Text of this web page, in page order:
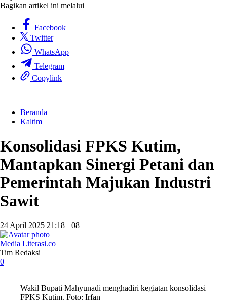
Bagikan artikel ini melalui
Facebook
Twitter
WhatsApp
Telegram
Copylink
Beranda
Kaltim
Konsolidasi FPKS Kutim,
Mantapkan Sinergi Petani dan
Pemerintah Majukan Industri
Sawit
24 April 2025 21:18 +08
Media Literasi.co
Tim Redaksi
0
Wakil Bupati Mahyunadi menghadiri kegiatan konsolidasi
FPKS Kutim. Foto: Irfan